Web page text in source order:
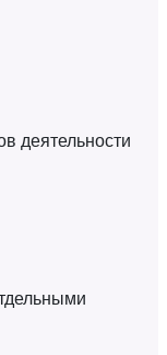
деятельности